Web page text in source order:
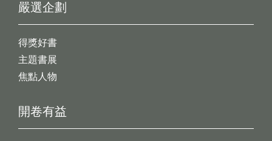
開卷有益
嚴選企劃
得獎好書
主題書展
焦點人物